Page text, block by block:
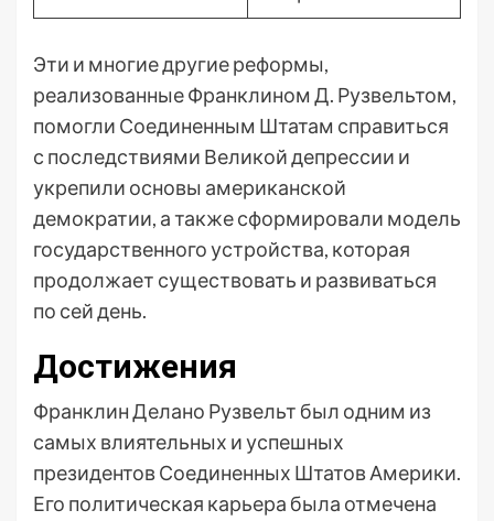
Эти и многие другие реформы,
реализованные Франклином Д. Рузвельтом,
помогли Соединенным Штатам справиться
с последствиями Великой депрессии и
укрепили основы американской
демократии, а также сформировали модель
государственного устройства, которая
продолжает существовать и развиваться
по сей день.
Достижения
Франклин Делано Рузвельт был одним из
самых влиятельных и успешных
президентов Соединенных Штатов Америки.
Его политическая карьера была отмечена